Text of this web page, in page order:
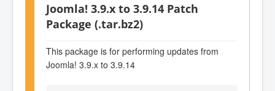
Joomla! 3.9.x to 3.9.14 Patch
Package (.tar.bz2)
This package is for performing updates from
Joomla! 3.9.x to 3.9.14